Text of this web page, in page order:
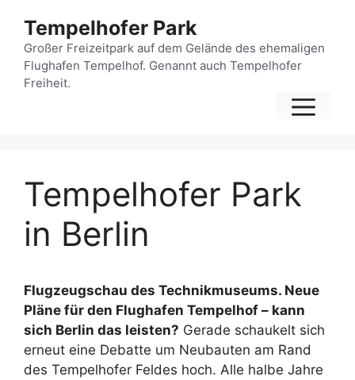
springen
Tempelhofer Park
Großer Freizeitpark auf dem Gelände des ehemaligen
Flughafen Tempelhof. Genannt auch Tempelhofer
Freiheit.
Tempelhofer Park
in Berlin
Flugzeugschau des Technikmuseums. Neue
Pläne für den Flughafen Tempelhof – kann
sich Berlin das leisten? Gerade schaukelt sich
erneut eine Debatte um Neubauten am Rand
des Tempelhofer Feldes hoch. Alle halbe Jahre